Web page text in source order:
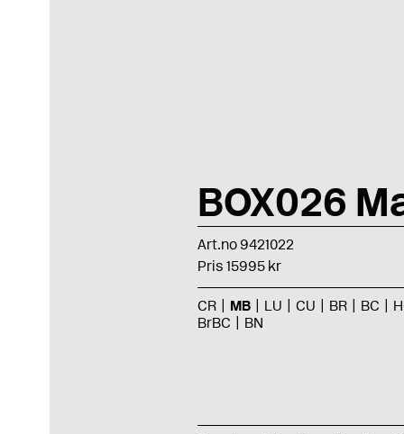
BOX026
Art.no 9421022
Pris 15995 kr
CR MB LU CU BR BC
BrBC
BN